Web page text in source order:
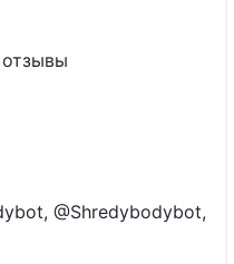
@Shredybodybot,